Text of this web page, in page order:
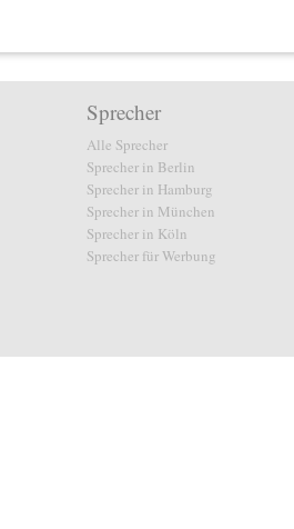
Sprecher
Alle Sprecher
Sprecher in Berlin
Sprecher in Hamburg
Sprecher in München
Sprecher in Köln
Sprecher für Werbung